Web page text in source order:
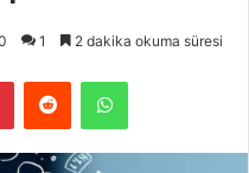
1 2 dakika okuma süresi
PinterestReddit WhatsApp